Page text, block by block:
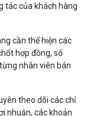
tác của khách hàng
cần thể hiện các
hợp đồng, số
nhân viên bán
theo dõi các chỉ
nhuận, các khoản